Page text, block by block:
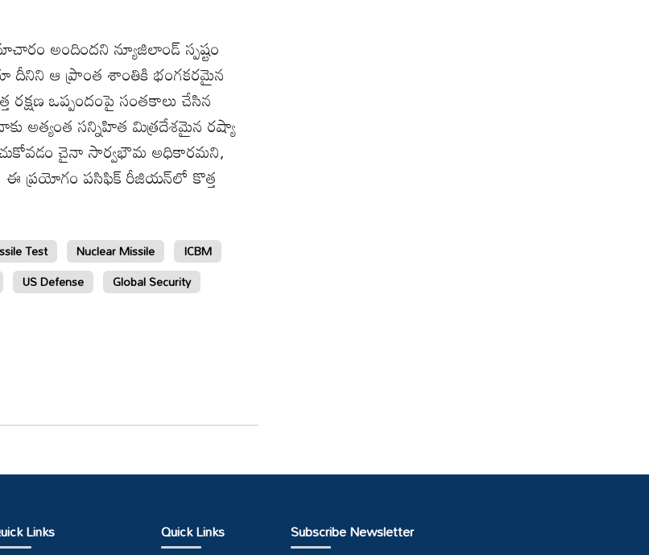
అందిందని న్యూజిలాండ్ స్పష్టం
దీనిని ఆ ప్రాంత శాంతికి భంగకరమైన
రక్షణ ఒప్పందంపై సంతకాలు చేసిన
అత్యంత సన్నిహిత మిత్రదేశమైన రష్యా
చైనా సార్వభౌమ అధికారమని,
ఈ ప్రయోగం పసిఫిక్ రీజియన్‌లో కొత్త
Test Nuclear Missile
ICBM
US Defense Global Security
Links Quick Links Subscribe Newsletter